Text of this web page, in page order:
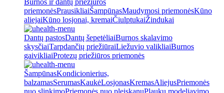
Burnos ir dantų priežiūros
priemonėsPrausikliaiŠampūnasMaudymosi priemonėsKūno
aliejaiKūno losjonai, kremaiČiulptukaiŽindukai
Dantų pastosDantų šepetėliaiBurnos skalavimo
skysčiaiTarpdančių priežiūraiLiežuvio valikliaiBurnos
gaivikliaiProtezų priežiūros priemonės
ŠampūnasKondicionierius,
balzamasSerumasKaukėLosjonasKremasAliejusPriemonės
nuo slinkimoPriemonės nuo pleiskanųPlaukų modeliavimo